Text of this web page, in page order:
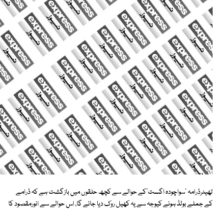
تھیٹرڈرامہ 'سواچودہ اگست'کے حوالے سے کچھ حلقوں میں بازگشت ہے کہ ڈرامے
کے جملے بولڈ ہونے کیوجہ سے یہ کھیل روک دیا جائے گا، اس حوالے سے انورمقصود کا